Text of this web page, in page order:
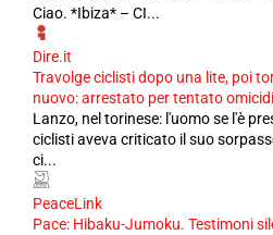
Ciao. *Ibiza* – CI...
Dire.it
Travolge ciclisti dopo una lite, poi
nuovo: arrestato per tentato
Lanzo, nel torinese: l'uomo se l'è
ciclisti aveva criticato il suo
ci...
PeaceLink
Pace: Hibaku-Jumoku. Testimoni